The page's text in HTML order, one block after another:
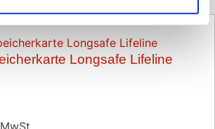
Longsafe Lifeline